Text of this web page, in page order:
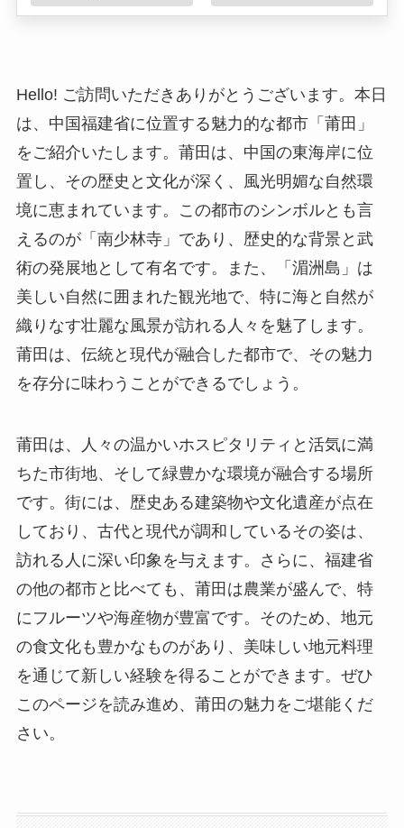
Hello! ご訪問いただきありがとうございます。本日
は、中国福建省に位置する魅力的な都市「莆田」
をご紹介いたします。莆田は、中国の東海岸に位
置し、その歴史と文化が深く、風光明媚な自然環
境に恵まれています。この都市のシンボルとも言
えるのが「南少林寺」であり、歴史的な背景と武
術の発展地として有名です。また、「湄洲島」は
美しい自然に囲まれた観光地で、特に海と自然が
織りなす壮麗な風景が訪れる人々を魅了します。
莆田は、伝統と現代が融合した都市で、その魅力
を存分に味わうことができるでしょう。
莆田は、人々の温かいホスピタリティと活気に満
ちた市街地、そして緑豊かな環境が融合する場所
です。街には、歴史ある建築物や文化遺産が点在
しており、古代と現代が調和しているその姿は、
訪れる人に深い印象を与えます。さらに、福建省
の他の都市と比べても、莆田は農業が盛んで、特
にフルーツや海産物が豊富です。そのため、地元
の食文化も豊かなものがあり、美味しい地元料理
を通じて新しい経験を得ることができます。ぜひ
このページを読み進め、莆田の魅力をご堪能くだ
さい。